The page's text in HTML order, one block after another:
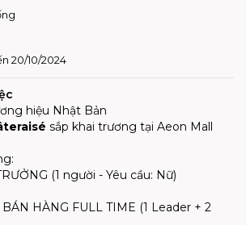
20/10/2024
hiệu Nhật Bản
sắp khai trương tại Aeon Mall
(1 người - Yêu cầu: Nữ)
HÀNG FULL TIME (1 Leader + 2